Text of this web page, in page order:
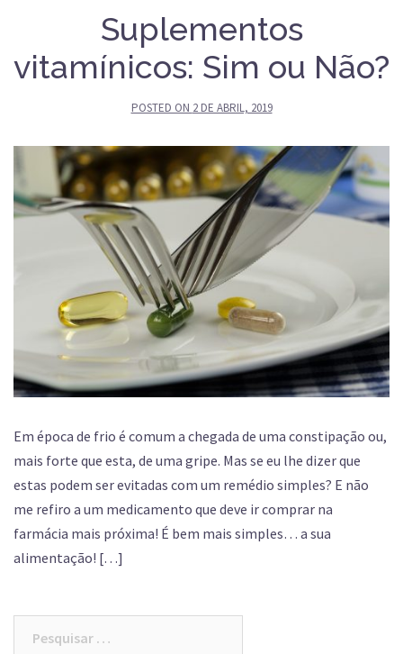
Suplementos
vitamínicos: Sim ou Não?
POSTED ON 2 DE ABRIL, 2019
Em época de frio é comum a chegada de uma constipação ou,
mais forte que esta, de uma gripe. Mas se eu lhe dizer que
estas podem ser evitadas com um remédio simples? E não
me refiro a um medicamento que deve ir comprar na
farmácia mais próxima! É bem mais simples… a sua
alimentação! […]